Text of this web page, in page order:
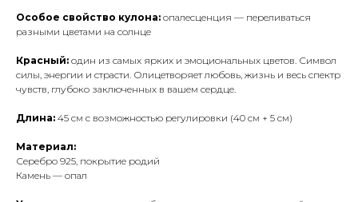
Особое свойство кулона: опалесценция — переливаться
разными цветами на солнце
Красный: один из самых ярких и эмоциональных цветов. Символ
силы, энергии и страсти. Олицетворяет любовь, жизнь и весь спектр
чувств, глубоко заключенных в вашем сердце.
Длина: 45 см с возможностью регулировки (40 см + 5 см)
Материал:
Серебро 925, покрытие родий
Камень — опал